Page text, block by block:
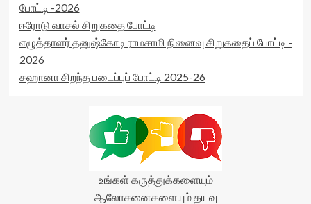
போட்டி -2026
ஈரோடு வாசல் சிறுகதை போட்டி
எழுத்தாளர் தனுஷ்கோடி ராமசாமி நினைவு சிறுகதைப் போட்டி -
2026
சஹானா சிறந்த படைப்புப் போட்டி 2025-26
உங்கள் கருத்துக்களையும்
ஆலோசனைகளையும் தயவு